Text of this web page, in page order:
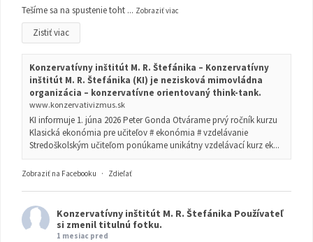
Tešíme sa na spustenie toht ... Zobraziť viac
Zistiť viac
Konzervatívny inštitút M. R. Štefánika – Konzervatívny
inštitút M. R. Štefánika (KI) je nezisková mimovládna
organizácia – konzervatívne orientovaný think-tank.
www.konzervativizmus.sk
KI informuje 1. júna 2026 Peter Gonda Otvárame prvý ročník kurzu
Klasická ekonómia pre učiteľov # ekonómia # vzdelávanie
Stredoškolským učiteľom ponúkame unikátny vzdelávací kurz ek...
Zobraziť na Facebooku · Zdieľať
Konzervatívny inštitút M. R. Štefánika Používateľ
si zmenil titulnú fotku.
1 mesiac pred